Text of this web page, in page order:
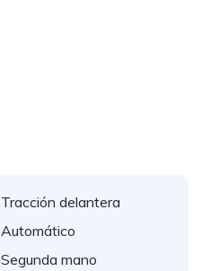
Tracción delantera
Automático
Segunda mano